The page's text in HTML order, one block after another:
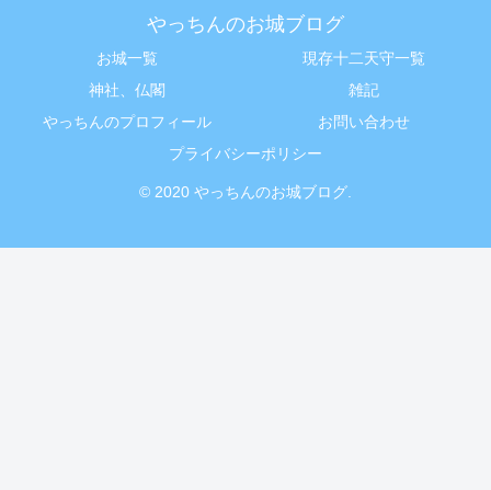
やっちんのお城ブログ
お城一覧
現存十二天守一覧
神社、仏閣
雑記
やっちんのプロフィール
お問い合わせ
プライバシーポリシー
© 2020 やっちんのお城ブログ.